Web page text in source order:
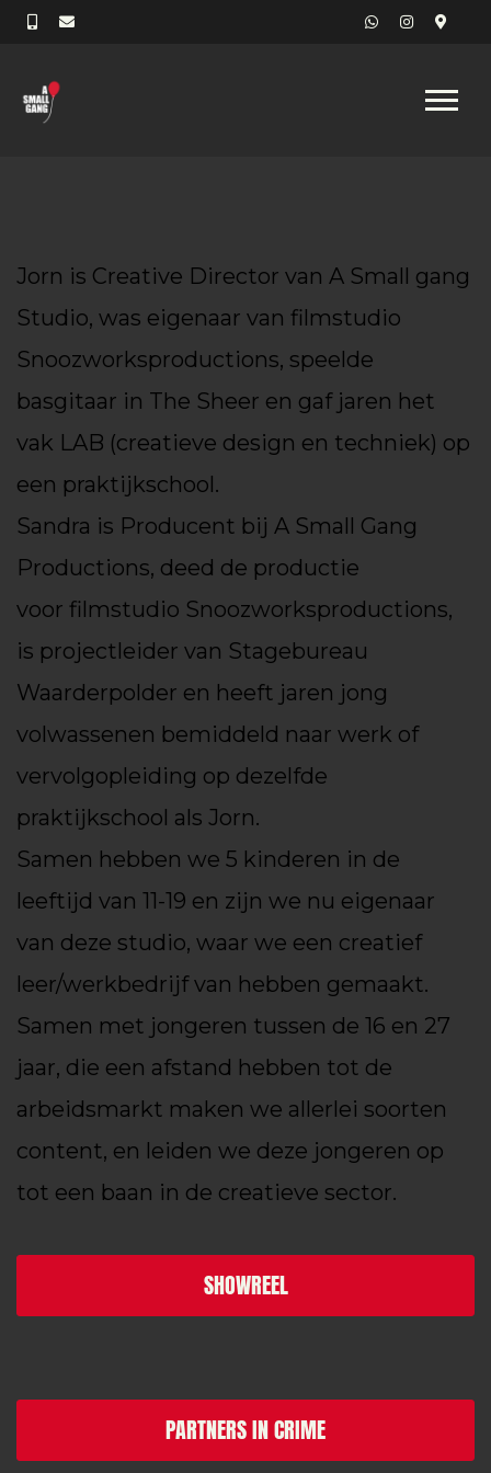
Jorn is Creative Director van A Small gang
Studio, was eigenaar van filmstudio
Snoozworksproductions, speelde
basgitaar in The Sheer en gaf jaren het
vak LAB (creatieve design en techniek) op
een praktijkschool.
Sandra is Producent bij A Small Gang
Productions, deed de productie
voor filmstudio Snoozworksproductions,
is projectleider van Stagebureau
Waarderpolder en heeft jaren jong
volwassenen bemiddeld naar werk of
vervolgopleiding op dezelfde
praktijkschool als Jorn.
Samen hebben we 5 kinderen in de
leeftijd van 11-19 en zijn we nu eigenaar
van deze studio, waar we een creatief
leer/werkbedrijf van hebben gemaakt.
Samen met jongeren tussen de 16 en 27
jaar, die een afstand hebben tot de
arbeidsmarkt maken we allerlei soorten
content, en leiden we deze jongeren op
tot een baan in de creatieve sector.
SHOWREEL
PARTNERS IN CRIME